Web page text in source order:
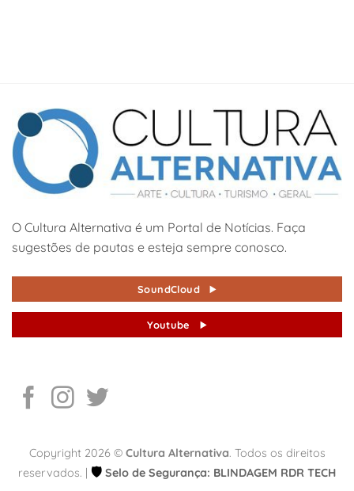
O Cultura Alternativa é um Portal de Notícias. Faça
sugestões de pautas e esteja sempre conosco.
SoundCloud
Youtube
Copyright 2026 © Cultura Alternativa. Todos os direitos
reservados. | 🛡️ Selo de Segurança: BLINDAGEM RDR TECH